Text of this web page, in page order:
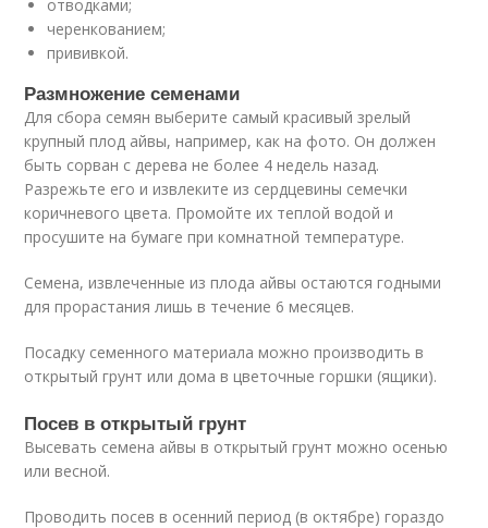
отводками;
черенкованием;
прививкой.
Размножение семенами
Для сбора семян выберите самый красивый зрелый
крупный плод айвы, например, как на фото. Он должен
быть сорван с дерева не более 4 недель назад.
Разрежьте его и извлеките из сердцевины семечки
коричневого цвета. Промойте их теплой водой и
просушите на бумаге при комнатной температуре.
Семена, извлеченные из плода айвы остаются годными
для прорастания лишь в течение 6 месяцев.
Посадку семенного материала можно производить в
открытый грунт или дома в цветочные горшки (ящики).
Посев в открытый грунт
Высевать семена айвы в открытый грунт можно осенью
или весной.
Проводить посев в осенний период (в октябре) гораздо